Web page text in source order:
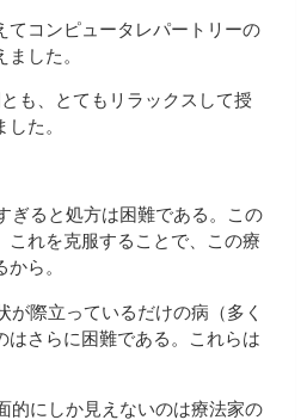
てコンピュータレパートリーの
した。
も、とてもリラックスして授
た。
ると処方は困難である。この
これを克服することで、この療
ら。
際立っているだけの病（多く
はさらに困難である。これらは
にしか見えないのは療法家の